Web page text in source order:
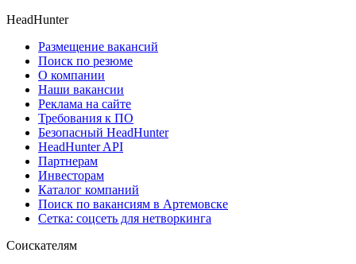
HeadHunter
Размещение вакансий
Поиск по резюме
О компании
Наши вакансии
Реклама на сайте
Требования к ПО
Безопасный HeadHunter
HeadHunter API
Партнерам
Инвесторам
Каталог компаний
Поиск по вакансиям в Артемовске
Сетка: соцсеть для нетворкинга
Соискателям